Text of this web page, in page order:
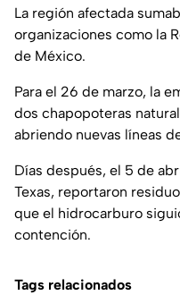
La región afectada
organizaciones como la
de México.
Para el 26 de marzo, la
dos chapopoteras
abriendo nuevas líneas
Días después, el 5 de
Texas, reportaron
que el hidrocarburo
contención.
Tags relacionados